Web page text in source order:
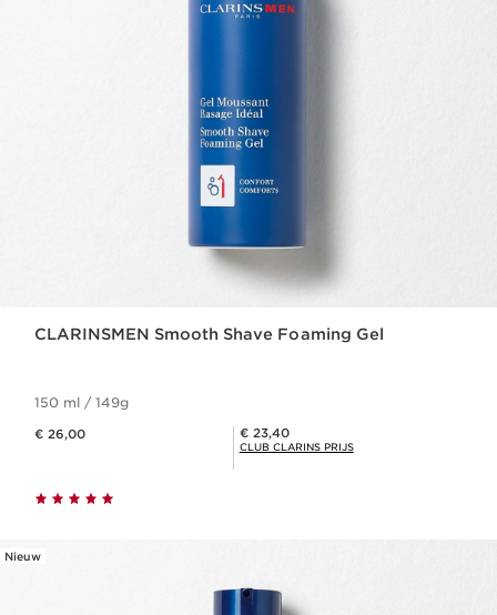
CLARINSMEN Smooth Shave Foaming Gel
150 ml / 149g
€ 26,00 Club Clarins Prijs € 23,40
€ 23,40
CLUB CLARINS PRIJS
Nieuw